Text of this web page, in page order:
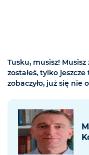
Tusku, musisz!
zostałeś, tylko
zobaczyło, już się nie